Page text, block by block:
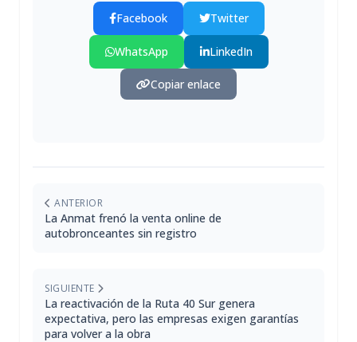
Facebook Twitter
WhatsApp LinkedIn
Copiar enlace
ANTERIOR
La Anmat frenó la venta online de
autobronceantes sin registro
SIGUIENTE
La reactivación de la Ruta 40 Sur genera
expectativa, pero las empresas exigen garantías
para volver a la obra